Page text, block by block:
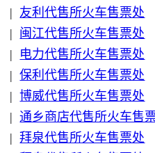
| 友利代售所火车售票处
| 闽江代售所火车售票处
|
电力代售所火车售票处
| 保利代售所火车售票处
| 博威代售所火车售票处
| 通乡商店代售所火车售
| 拜泉代售所火车售票处